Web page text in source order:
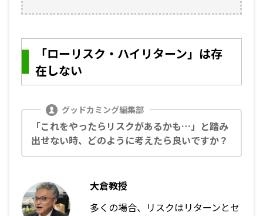
「ローリスク・ハイリターン」は存
在しない
「これをやったらリスクがあるかも…」と踏み
出せない時、どのように考えたら良いですか？
大倉教授
多くの場合、リスクはリターンとセ